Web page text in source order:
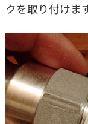
クを取り付けま